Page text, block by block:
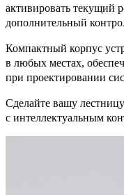
активировать текущий
дополнительный
Компактный корпус
в любых местах,
при проектировании
Сделайте вашу
с интеллектуальным